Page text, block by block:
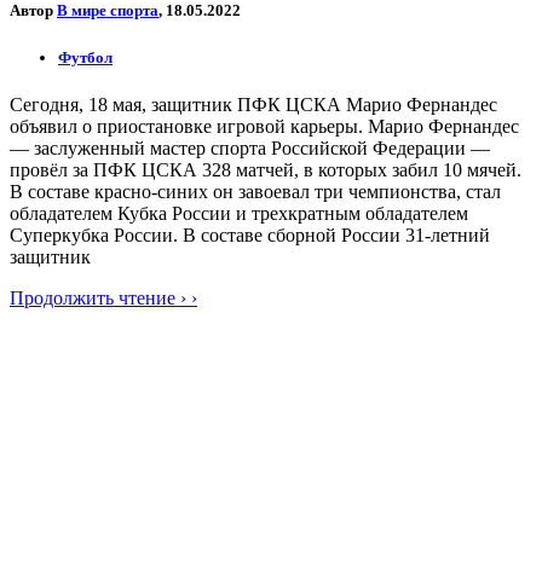
Автор В мире спорта, 18.05.2022
Футбол
Сегодня, 18 мая, защитник ПФК ЦСКА Марио Фернандес
объявил о приостановке игровой карьеры. Марио Фернандес
— заслуженный мастер спорта Российской Федерации —
провёл за ПФК ЦСКА 328 матчей, в которых забил 10 мячей.
В составе красно-синих он завоевал три чемпионства, стал
обладателем Кубка России и трехкратным обладателем
Суперкубка России. В составе сборной России 31-летний
защитник
Продолжить чтение › ›